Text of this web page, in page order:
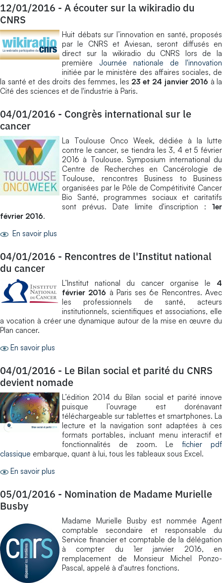
12/01/2016 - A écouter sur la wikiradio du
CNRS
Huit débats sur l’innovation en santé, proposés
par le CNRS et Aviesan, seront diffusés en
direct sur la wikiradio du CNRS lors de la
première Journée nationale de l'innovation
initiée par le ministère des affaires sociales, de
la santé et des droits des femmes, les 23 et 24 janvier 2016 à la
Cité des sciences et de l'industrie à Paris.
04/01/2016 - Congrès international sur le
cancer
La Toulouse Onco Week, dédiée à la lutte
contre le cancer, se tiendra les 3, 4 et 5 février
2016 à Toulouse. Symposium international du
Centre de Recherches en Cancérologie de
Toulouse, rencontres Business to Business
organisées par le Pôle de Compétitivité Cancer
Bio Santé, programmes sociaux et caritatifs
sont prévus. Date limite d'inscription : 1er
février 2016.
En savoir plus
04/01/2016 - Rencontres de l'Institut national
du cancer
L’Institut national du cancer organise le 4
février 2016 à Paris ses 6e Rencontres. Avec
les professionnels de santé, acteurs
institutionnels, scientifiques et associations, elle
a vocation à créer une dynamique autour de la mise en œuvre du
Plan cancer.
En savoir plus
04/01/2016 - Le Bilan social et parité du CNRS
devient nomade
L’édition 2014 du Bilan social et parité innove
puisque l’ouvrage est dorénavant
téléchargeable sur tablettes et smartphones. La
lecture et la navigation sont adaptées à ces
formats portables, incluant menu interactif et
fonctionnalités de zoom. Le fichier pdf
classique embarque, quant à lui, tous les tableaux sous Excel.
En savoir plus
05/01/2016 - Nomination de Madame Murielle
Busby
Madame Murielle Busby est nommée Agent
comptable secondaire et responsable du
Service financier et comptable de la délégation
à compter du 1er janvier 2016, en
remplacement de Monsieur Michel Ponzo-
Pascal, appelé à d'autres fonctions.